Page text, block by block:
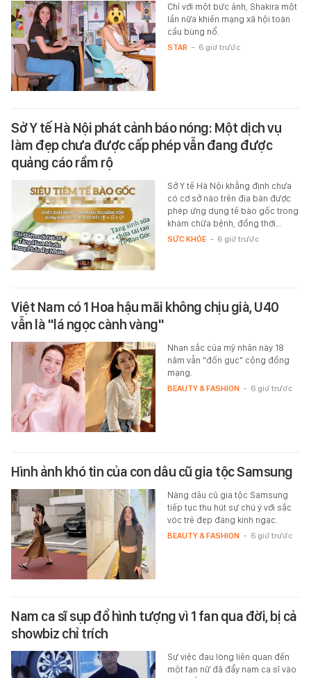
Chỉ với một bức ảnh, Shakira một
lần nữa khiến mạng xã hội toàn
cầu bùng nổ.
STAR - 6 giờ trước
Sở Y tế Hà Nội phát cảnh báo nóng: Một dịch vụ
làm đẹp chưa được cấp phép vẫn đang được
quảng cáo rầm rộ
Sở Y tế Hà Nội khẳng định chưa
có cơ sở nào trên địa bàn được
phép ứng dụng tế bào gốc trong
khám chữa bệnh, đồng thời…
SỨC KHỎE - 6 giờ trước
Việt Nam có 1 Hoa hậu mãi không chịu già, U40
vẫn là "lá ngọc cành vàng"
Nhan sắc của mỹ nhân này 18
năm vẫn "đốn gục" cộng đồng
mạng.
BEAUTY & FASHION - 6 giờ trước
Hình ảnh khó tin của con dâu cũ gia tộc Samsung
Nàng dâu cũ gia tộc Samsung
tiếp tục thu hút sự chú ý với sắc
vóc trẻ đẹp đáng kinh ngạc.
BEAUTY & FASHION - 6 giờ trước
Nam ca sĩ sụp đổ hình tượng vì 1 fan qua đời, bị cả
showbiz chỉ trích
Sự việc đau lòng liên quan đến
một fan nữ đã đẩy nam ca sĩ vào